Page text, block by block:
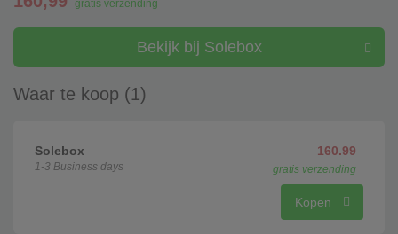
gratis verzending
Bekijk bij Solebox
Waar te koop (1)
Solebox
1-3 Business days
160.99
gratis verzending
Kopen